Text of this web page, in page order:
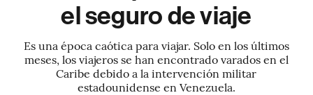
el seguro de viaje
Es una época caótica para viajar. Solo en los últimos
meses, los viajeros se han encontrado varados en el
Caribe debido a la intervención militar
estadounidense en Venezuela.